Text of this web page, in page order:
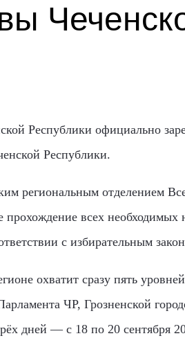
Республики официально
Республики.
региональным отделением
всех
с избирательным
охватит сразу пять
ЧР, Грозненской
дней — с 18 по 20 сентября